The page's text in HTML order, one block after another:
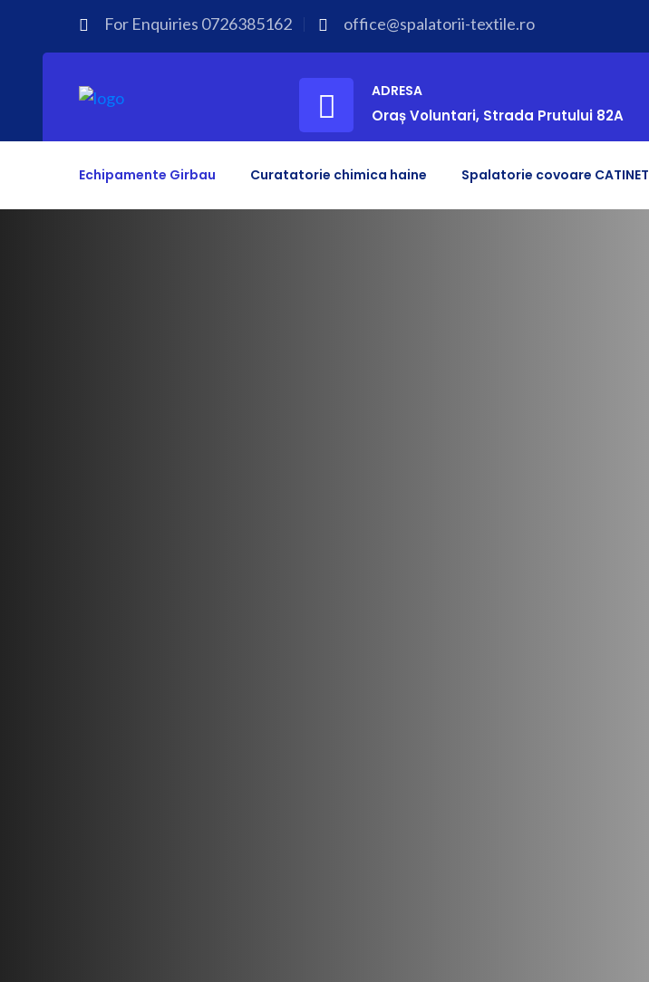
For Enquiries 0726385162 office@spalatorii-textile.ro
ADRESA
Oraș Voluntari, Strada Prutului 82A
Echipamente Girbau Curatatorie chimica haine Spalatorie covoare CATINET